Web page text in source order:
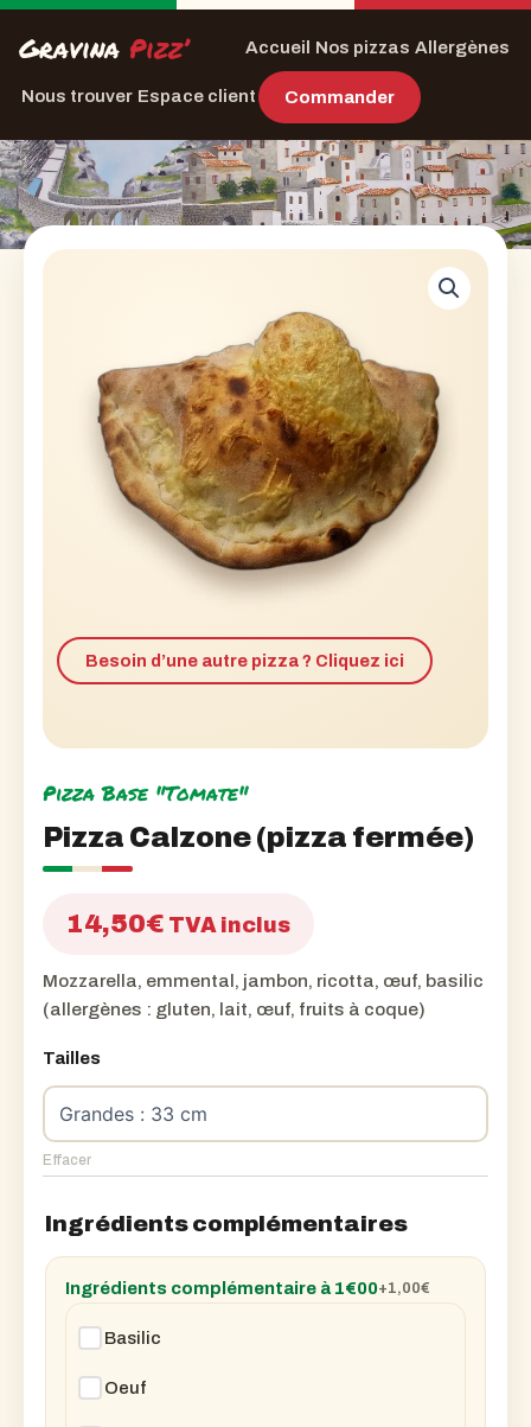
Gravina Pizz’ Accueil Nos pizzas Allergènes
Nous trouver Espace client Commander
Besoin d’une autre pizza ? Cliquez ici
Pizza Base "Tomate"
Pizza Calzone (pizza fermée)
14,50€ TVA inclus
Mozzarella, emmental, jambon, ricotta, œuf, basilic
(allergènes : gluten, lait, œuf, fruits à coque)
Tailles
Effacer
Ingrédients complémentaires
Ingrédients complémentaire à 1€00+1,00€
Basilic
Oeuf